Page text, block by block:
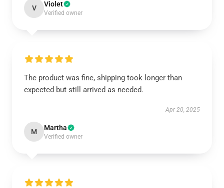
V Violet
Verified owner
The product was fine, shipping took longer than
expected but still arrived as needed.
Apr 20, 2025
M Martha
Verified owner